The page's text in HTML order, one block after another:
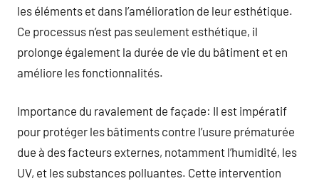
les éléments et dans l’amélioration de leur esthétique.
Ce processus n’est pas seulement esthétique, il
prolonge également la durée de vie du bâtiment et en
améliore les fonctionnalités.
Importance du ravalement de façade: Il est impératif
pour protéger les bâtiments contre l’usure prématurée
due à des facteurs externes, notamment l’humidité, les
UV, et les substances polluantes. Cette intervention